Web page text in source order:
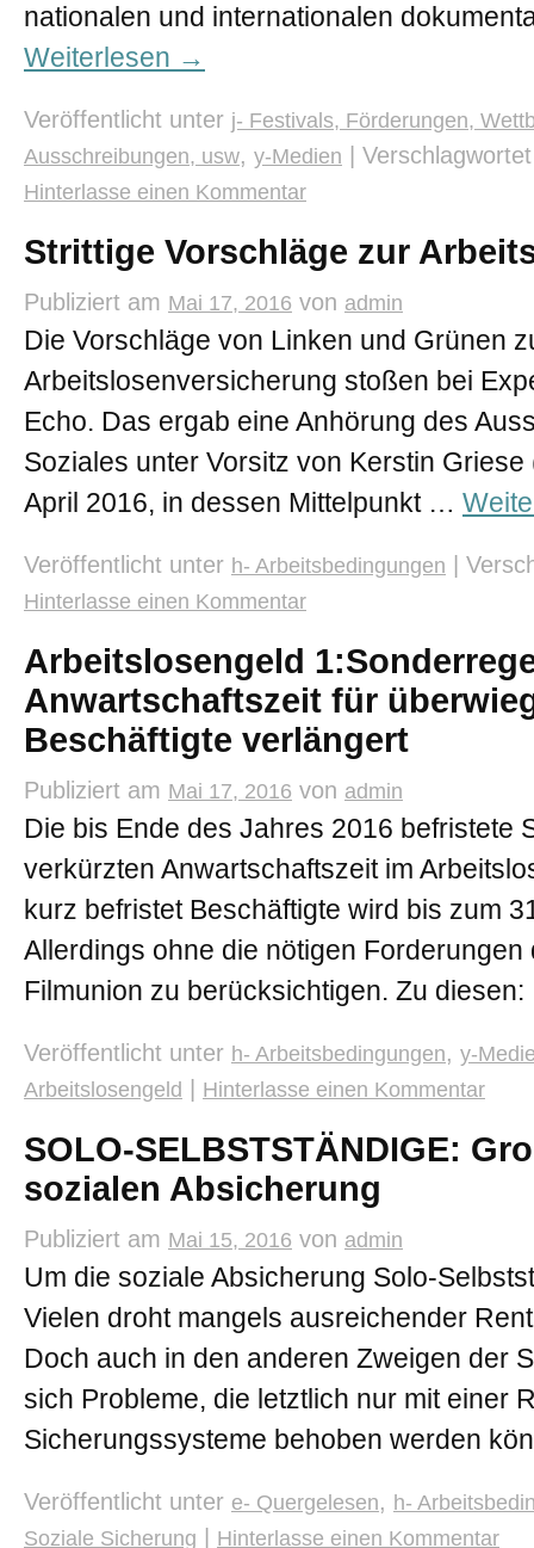
nationalen und internationalen
Weiterlesen →
Veröffentlicht unter j- Festivals, Förderungen,
Ausschreibungen, usw, y-Medien
Hinterlasse einen Kommentar
Strittige Vorschläge zur
Publiziert am Mai 17, 2016 von admin
Die Vorschläge von Linken und Grünen
Arbeitslosenversicherung stoßen bei
Echo. Das ergab eine Anhörung des
Soziales unter Vorsitz von Kerstin Griese
April 2016, in dessen Mittelpunkt …
Veröffentlicht unter h- Arbeitsbedingungen
Hinterlasse einen Kommentar
Arbeitslosengeld
Anwartschaftszeit für
Beschäftigte verlängert
Publiziert am Mai 17, 2016 von admin
Die bis Ende des Jahres 2016 befristete
verkürzten Anwartschaftszeit im
kurz befristet Beschäftigte wird bis zum
Allerdings ohne die nötigen Forderungen
Filmunion zu berücksichtigen. Zu
Veröffentlicht unter h- Arbeitsbedingungen, y-
Arbeitslosengeld
Hinterlasse einen Kommentar
SOLO-SELBSTSTÄNDIGE:
sozialen Absicherung
Publiziert am Mai 15, 2016 von admin
Um die soziale Absicherung Solo-
Vielen droht mangels ausreichender
Doch auch in den anderen Zweigen der
sich Probleme, die letztlich nur mit einer
Sicherungssysteme behoben werden
Veröffentlicht unter e- Quergelesen, h-
Soziale Sicherung
Hinterlasse einen Kommentar